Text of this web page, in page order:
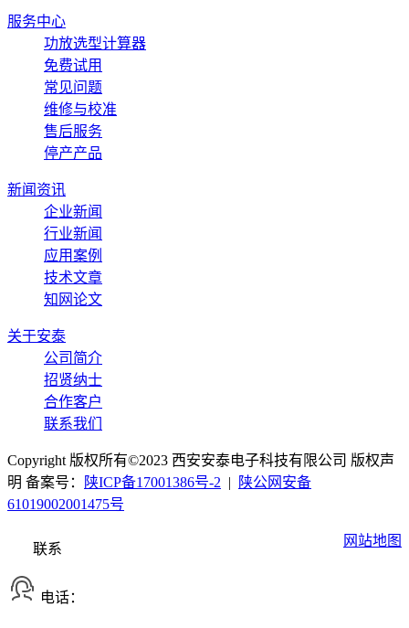
服务中心
功放选型计算器
免费试用
常见问题
维修与校准
售后服务
停产产品
新闻资讯
企业新闻
行业新闻
应用案例
技术文章
知网论文
关于安泰
公司简介
招贤纳士
合作客户
联系我们
Copyright 版权所有©2023 西安安泰电子科技有限公司 版权声
明 备案号：
陕ICP备17001386号-2 |
陕公网安备
61019002001475号
网站地图
联系
电话：